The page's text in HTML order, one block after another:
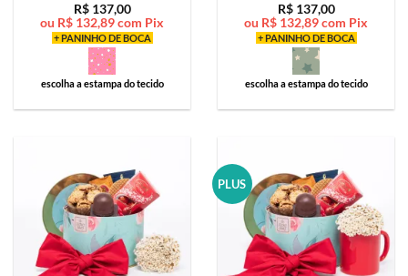
Avaliação5
de 5
R$137,00
ou R$ 132,89com Pix
+ PANINHO DE BOCA
escolha a estampa do tecido
Avaliação5
de 5
R$137,00
ou R$ 132,89com Pix
+ PANINHO DE BOCA
escolha a estampa do tecido
PLUS